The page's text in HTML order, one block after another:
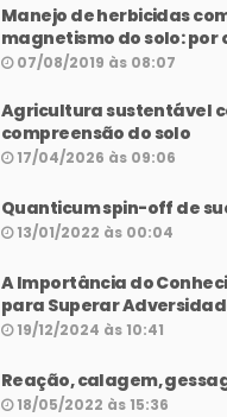
Manejo de herbicidas
magnetismo do solo: por
07/08/2019 às 08:07
Agricultura sustentável
compreensão do solo
17/04/2026 às 09:06
Quanticum spin-off de
13/01/2022 às 00:04
A Importância do
para Superar
19/12/2024 às 10:41
Reação, calagem,
18/05/2022 às 15:36